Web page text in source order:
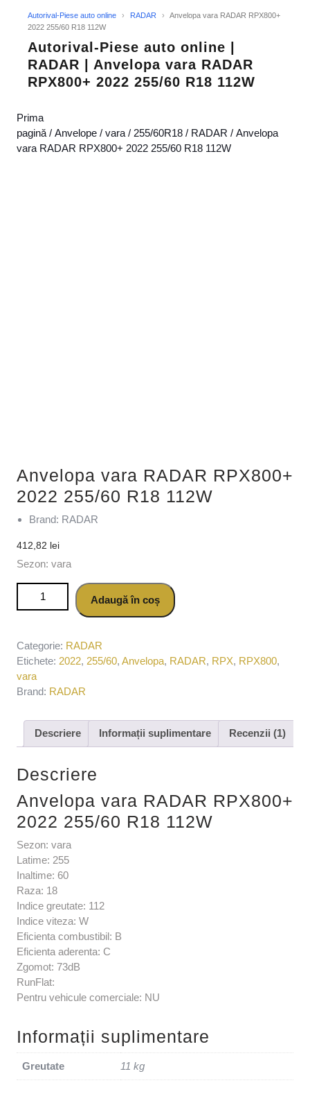
Autorival-Piese auto online › RADAR ›
Anvelopa vara RADAR RPX800+
2022 255/60 R18 112W
Autorival-Piese auto online |
RADAR | Anvelopa vara RADAR
RPX800+ 2022 255/60 R18 112W
Prima
pagină / Anvelope / vara / 255/60R18 / RADAR / Anvelopa
vara RADAR RPX800+ 2022 255/60 R18 112W
Anvelopa vara RADAR RPX800+
2022 255/60 R18 112W
Brand: RADAR
412,82 lei
Sezon: vara
Cantitate Anvelopa vara RADAR RPX800+ 2022 255/60 R18
Adaugă în coș
Categorie: RADAR
Etichete: 2022, 255/60, Anvelopa, RADAR, RPX, RPX800,
vara
Brand: RADAR
Descriere Informații suplimentare Recenzii (1)
Descriere
Anvelopa vara RADAR RPX800+
2022 255/60 R18 112W
Sezon: vara
Latime: 255
Inaltime: 60
Raza: 18
Indice greutate: 112
Indice viteza: W
Eficienta combustibil: B
Eficienta aderenta: C
Zgomot: 73dB
RunFlat:
Pentru vehicule comerciale: NU
Informații suplimentare
Greutate 11 kg